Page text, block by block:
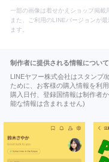
一部の画像は着せかえショップ掲載
また、ご利用のLINEバージョンが
ます。
制作者に提供される情報について
LINEヤフー株式会社はスタンプ
ために、お客様の購入情報を利用
購入日付、登録国情報は制作者
能な情報は含まれません)